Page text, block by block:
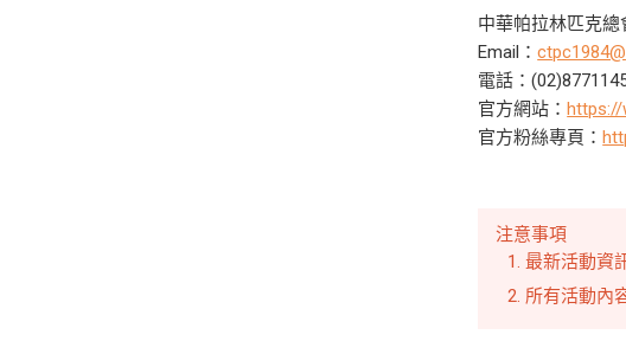
中華帕拉林匹克總
Email：
電話：
官方網站：https://
官方粉絲專頁：
注意事項
最新活動資
所有活動內